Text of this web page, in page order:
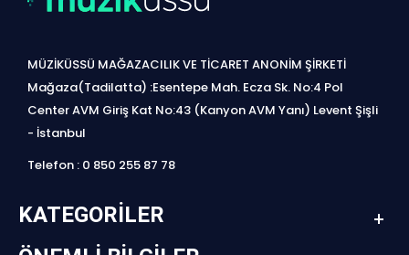
MÜZİKÜSSÜ MAĞAZACILIK VE TİCARET ANONİM ŞİRKETİ
Mağaza(Tadilatta) :Esentepe Mah. Ecza Sk. No:4 Pol
Center AVM Giriş Kat No:43 (Kanyon AVM Yanı) Levent Şişli
- İstanbul
Telefon : 0 850 255 87 78
KATEGORILER